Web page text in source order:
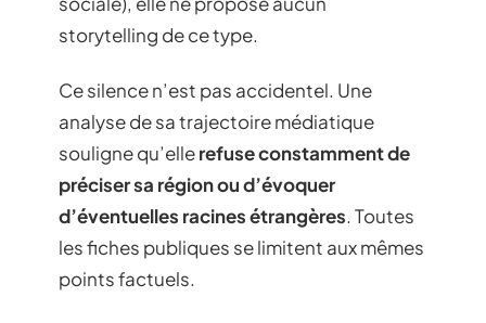
storytelling de ce type.
Ce silence n’est pas accidentel. Une
analyse de sa trajectoire médiatique
souligne qu’ellerefuse constamment de
préciser sa région ou d’évoquer
d’éventuelles racines étrangères. Toutes
les fiches publiques se limitent aux mêmes
points factuels.